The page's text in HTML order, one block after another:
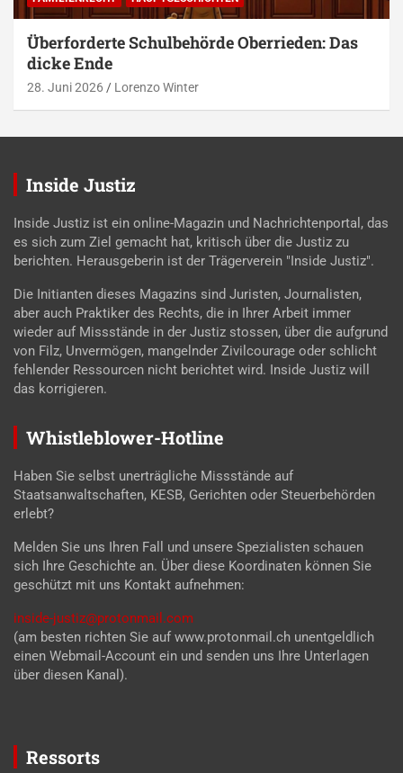
Überforderte Schulbehörde Oberrieden: Das
dicke Ende
28. Juni 2026 Lorenzo Winter
Inside Justiz
Inside Justiz ist ein online-Magazin und Nachrichtenportal, das
es sich zum Ziel gemacht hat, kritisch über die Justiz zu
berichten. Herausgeberin ist der Trägerverein "Inside Justiz".
Die Initianten dieses Magazins sind Juristen, Journalisten,
aber auch Praktiker des Rechts, die in Ihrer Arbeit immer
wieder auf Missstände in der Justiz stossen, über die aufgrund
von Filz, Unvermögen, mangelnder Zivilcourage oder schlicht
fehlender Ressourcen nicht berichtet wird. Inside Justiz will
das korrigieren.
Whistleblower-Hotline
Haben Sie selbst unerträgliche Missstände auf
Staatsanwaltschaften, KESB, Gerichten oder Steuerbehörden
erlebt?
Melden Sie uns Ihren Fall und unsere Spezialisten schauen
sich Ihre Geschichte an. Über diese Koordinaten können Sie
geschützt mit uns Kontakt aufnehmen:
inside-justiz@protonmail.com
(am besten richten Sie auf www.protonmail.ch unentgeldlich
einen Webmail-Account ein und senden uns Ihre Unterlagen
über diesen Kanal).
Ressorts